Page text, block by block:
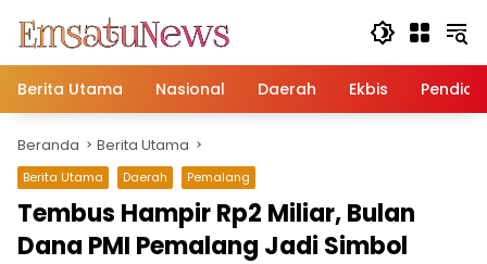
konten
Berita Utama
Nasional Daerah Ekbis
Beranda Berita Utama
Berita Utama Daerah Pemalang
Tembus Hampir Rp2 Miliar, Bulan
Dana PMI Pemalang Jadi Simbol